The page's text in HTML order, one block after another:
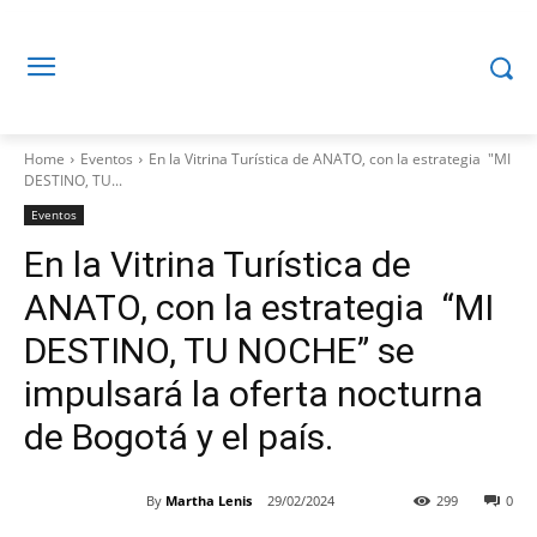
Home Eventos
En la Vitrina Turística de ANATO, con la estrategia "MI
DESTINO, TU...
Eventos
En la Vitrina Turística de
ANATO, con la estrategia “MI
DESTINO, TU NOCHE” se
impulsará la oferta nocturna
de Bogotá y el país.
By Martha Lenis 29/02/2024 0
299